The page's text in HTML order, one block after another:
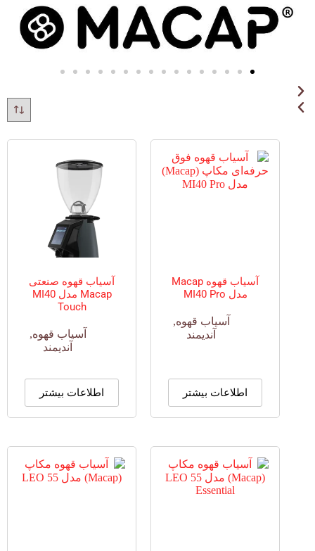
آسیاب قهوه Macap
مدل MI40 Pro
آسیاب قهوه,
آندیمند
اطلاعات بیشتر
آسیاب قهوه صنعتی
Macap مدل MI40
Touch
آسیاب قهوه,
آندیمند
اطلاعات بیشتر